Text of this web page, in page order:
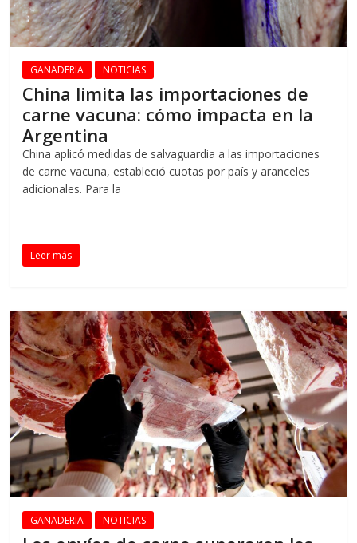
GANADERIA NOTICIAS
China limita las importaciones de
carne vacuna: cómo impacta en la
Argentina
China aplicó medidas de salvaguardia a las importaciones
de carne vacuna, estableció cuotas por país y aranceles
adicionales. Para la
Leer más
GANADERIA NOTICIAS